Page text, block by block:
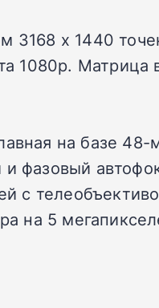
х 1440
1080p. Матрица
на базе 48-
фазовый
с
на 5